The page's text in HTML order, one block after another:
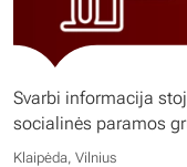
Svarbi informacija
socialinės paramos
Klaipėda, Vilnius